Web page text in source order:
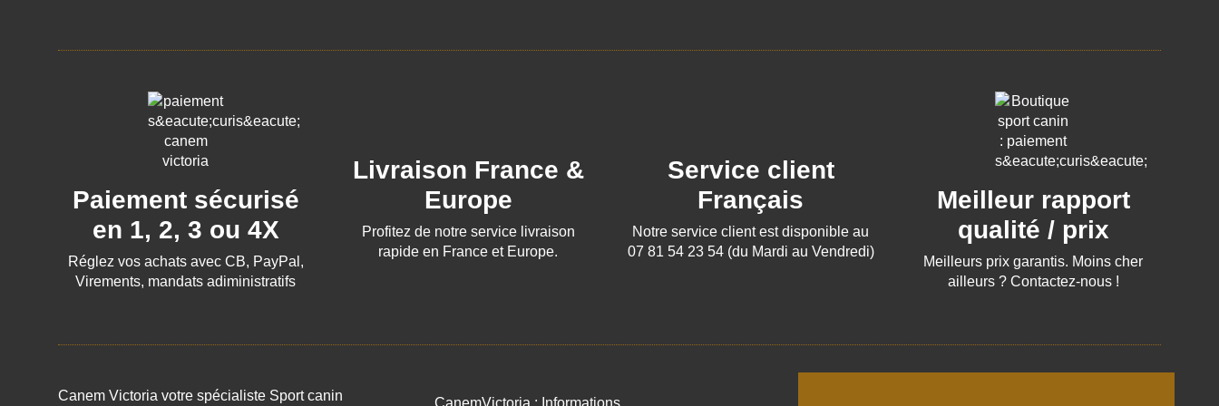
Paiement sécurisé
en 1, 2, 3 ou 4X
Réglez vos achats avec CB, PayPal,
Virements, mandats adiministratifs
Livraison France &
Europe
Profitez de notre service livraison
rapide en France et Europe.
Service client
Français
Notre service client est disponible au
07 81 54 23 54 (du Mardi au Vendredi)
Meilleur rapport
qualité / prix
Meilleurs prix garantis. Moins cher
ailleurs ? Contactez-nous !
Canem Victoria votre spécialiste Sport canin